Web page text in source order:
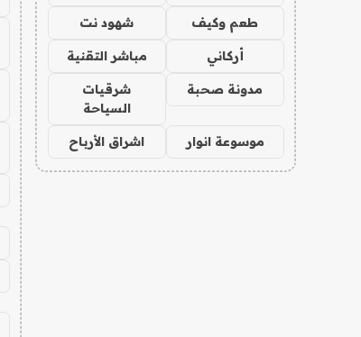
طعم وكيف شهود نت
أركاني مباشر التقنية
مدونة صحبة
شرقيات
السياحة
موسوعة انوار اشراق الأرباح